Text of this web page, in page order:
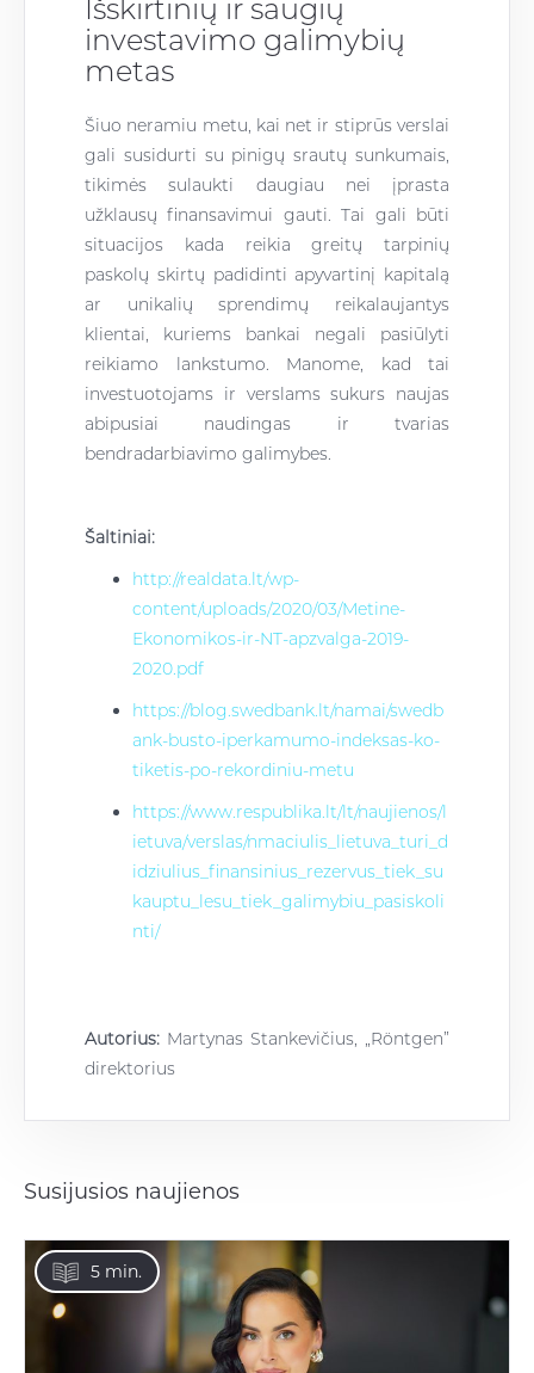
Išskirtinių ir saugių
investavimo galimybių
metas
Šiuo neramiu metu, kai net ir stiprūs verslai
gali susidurti su pinigų srautų sunkumais,
tikimės sulaukti daugiau nei įprasta
užklausų finansavimui gauti. Tai gali būti
situacijos kada reikia greitų tarpinių
paskolų skirtų padidinti apyvartinį kapitalą
ar unikalių sprendimų reikalaujantys
klientai, kuriems bankai negali pasiūlyti
reikiamo lankstumo. Manome, kad tai
investuotojams ir verslams sukurs naujas
abipusiai naudingas ir tvarias
bendradarbiavimo galimybes.
Šaltiniai:
http://realdata.lt/wp-
content/uploads/2020/03/Metine-
Ekonomikos-ir-NT-apzvalga-2019-
2020.pdf
https://blog.swedbank.lt/namai/swedb
ank-busto-iperkamumo-indeksas-ko-
tiketis-po-rekordiniu-metu
https://www.respublika.lt/lt/naujienos/l
ietuva/verslas/nmaciulis_lietuva_turi_d
idziulius_finansinius_rezervus_tiek_su
kauptu_lesu_tiek_galimybiu_pasiskoli
nti/
Autorius: Martynas Stankevičius, „Röntgen”
direktorius
Susijusios naujienos
5 min.